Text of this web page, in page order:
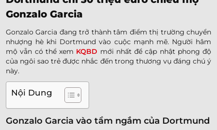
Gonzalo Garcia
Gonzalo Garcia đang trở thành tâm điểm thị trường chuyển
nhượng hè khi Dortmund vào cuộc mạnh mẽ. Người hâm
mộ vẫn có thể xem KQBD mới nhất để cập nhật phong độ
của ngôi sao trẻ được nhắc đến trong thương vụ đáng chú ý
này.
Nội Dung
Gonzalo Garcia vào tầm ngắm của Dortmund